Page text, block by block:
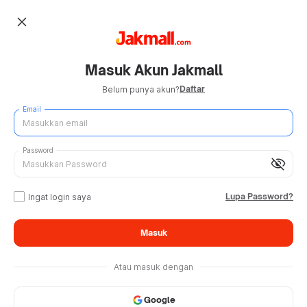
close
Masuk Akun Jakmall
Belum punya akun?Daftar
Email
visibility_off
Password
Ingat login saya Lupa Password?
Masuk
Atau masuk dengan
Google